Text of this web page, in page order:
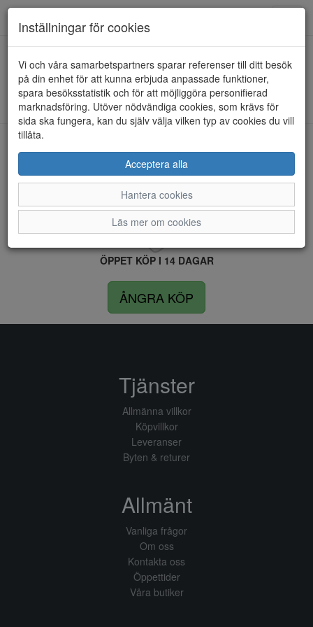
HEM ICEBUG
Kunde inte hitta några artiklar...
LEVERANS INOM 4 DAGAR INOM SVERIGE
FRI FRAKT VID KÖP ÖVER 1.500 KR
ÖPPET KÖP I 14 DAGAR
ÅNGRA KÖP
Inställningar för cookies
Vi och våra samarbetspartners sparar referenser till ditt besök
på din enhet för att kunna erbjuda anpassade funktioner,
spara besöksstatistik och för att möjliggöra personifierad
marknadsföring. Utöver nödvändiga cookies, som krävs för
sida ska fungera, kan du själv välja vilken typ av cookies du vill
tillåta.
Acceptera alla
Hantera cookies
Läs mer om cookies
Tjänster
Allmänna villkor
Köpvillkor
Leveranser
Byten & returer
Allmänt
Vanliga frågor
Om oss
Kontakta oss
Öppettider
Våra butiker